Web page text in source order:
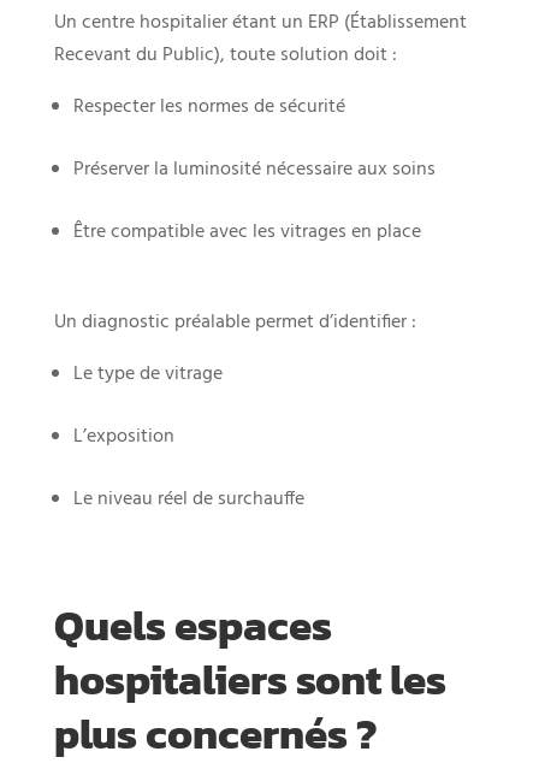
Un centre hospitalier étant un ERP (Établissement
Recevant du Public), toute solution doit :
Respecter les normes de sécurité
Préserver la luminosité nécessaire aux soins
Être compatible avec les vitrages en place
Un diagnostic préalable permet d’identifier :
Le type de vitrage
L’exposition
Le niveau réel de surchauffe
Quels espaces
hospitaliers sont les
plus concernés ?